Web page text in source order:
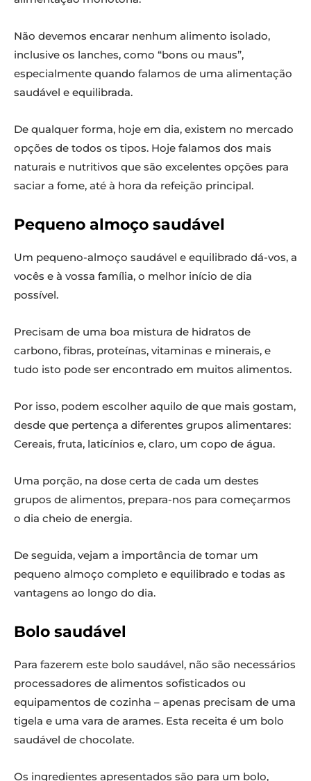
Não devemos encarar nenhum alimento isolado,
inclusive os lanches, como “bons ou maus”,
especialmente quando falamos de uma alimentação
saudável e equilibrada.
De qualquer forma, hoje em dia, existem no mercado
opções de todos os tipos. Hoje falamos dos mais
naturais e nutritivos que são excelentes opções para
saciar a fome, até à hora da refeição principal.
Pequeno almoço saudável
Um pequeno-almoço saudável e equilibrado dá-vos, a
vocês e à vossa família, o melhor início de dia
possível.
Precisam de uma boa mistura de hidratos de
carbono, fibras, proteínas, vitaminas e minerais, e
tudo isto pode ser encontrado em muitos alimentos.
Por isso, podem escolher aquilo de que mais gostam,
desde que pertença a diferentes grupos alimentares:
Cereais, fruta, laticínios e, claro, um copo de água.
Uma porção, na dose certa de cada um destes
grupos de alimentos, prepara-nos para começarmos
o dia cheio de energia.
De seguida, vejam a importância de tomar um
pequeno almoço completo e equilibrado e todas as
vantagens ao longo do dia.
Bolo saudável
Para fazerem este bolo saudável, não são necessários
processadores de alimentos sofisticados ou
equipamentos de cozinha – apenas precisam de uma
tigela e uma vara de arames. Esta receita é um bolo
saudável de chocolate.
Os ingredientes apresentados são para um bolo,